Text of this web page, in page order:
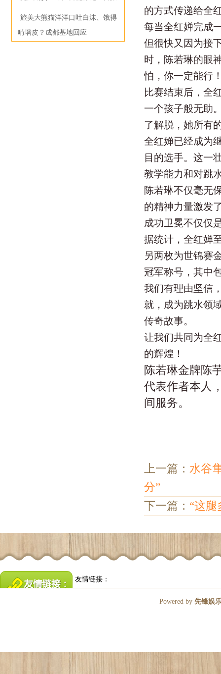
旅美大熊猫洋洋口吐白沫、饿得
啃墙皮？成都基地回应
的方式传递给全
每当全红婵完成
但很快又因为接
时，陈若琳的眼
怕，你一定能行
比赛结束后，全
一个孩子般无助
了解脱，她所有
全红婵已经成为
目的选手。这一
教学能力和对跳
陈若琳不仅毫无
的精神力量激发
成功卫冕不仅仅
据统计，全红婵
另两枚为世锦赛
冠军称号，其中
我们有理由坚信
就，成为跳水领
传奇故事。
让我们共同为全
的辉煌！
陈若琳金牌陈
代表作者本人
间服务。
上一篇： 水谷
分”
下一篇： “这
友情链接：
Powered by 先锋娱